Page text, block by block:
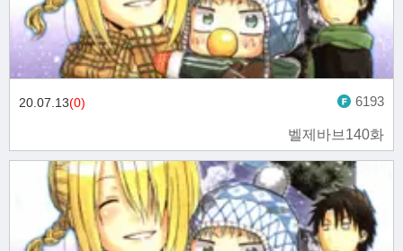
벨제바브140화
20.07.13(0) 6193